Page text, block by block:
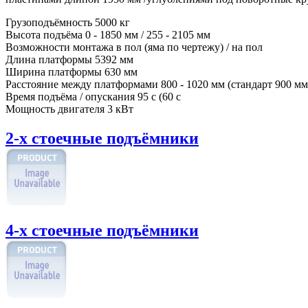
Грузоподъёмность 5000 кг
Высота подъёма 0 - 1850 мм / 255 - 2105 мм
Возможности монтажа в пол (яма по чертежу) / на пол
Длина платформы 5392 мм
Ширина платформы 630 мм
Расстояние между платформами 800 - 1020 мм (стандарт 900
Время подъёма / опускания 95 с (60 с
Мощность двигателя 3 кВт
2-х стоечные подъёмники
4-х стоечные подъёмники